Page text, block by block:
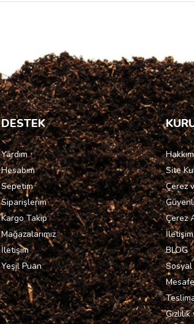
DESTEK
Yardım
Hesabım
Sepetim
Siparişlerim
Kargo Takip
Mağazalarımız
İletişim
Yeşil Puan
Site
Çerez
Çerez
İletişim
BLOG
Gizlilik